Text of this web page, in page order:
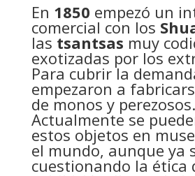
En 1850 empezó un
comercial con los
las tsantsas muy
exotizadas por los
Para cubrir la
empezaron a
de monos y perezosos.
Actualmente se
estos objetos en
el mundo, aunque ya
cuestionando la ética